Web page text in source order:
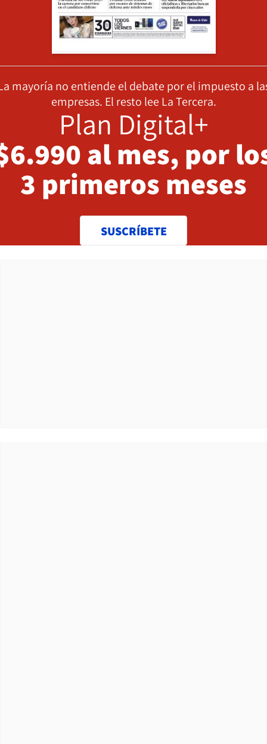
mayoría no entiende el debate por el impuesto a
empresas. El resto lee La Tercera.
Plan Digital+
al mes, por
3 primeros meses
SUSCRÍBETE